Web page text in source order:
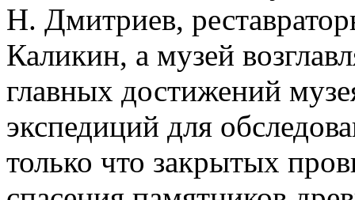
Н. Дмитриев,
Каликин, а музей
главных достижений
экспедиций для
только что закрытых